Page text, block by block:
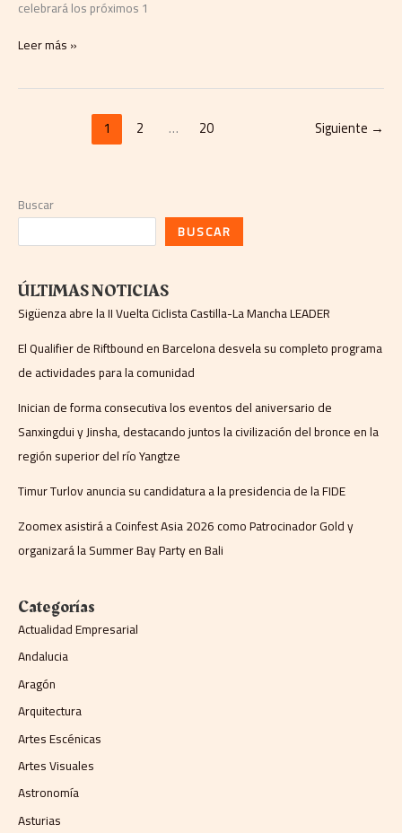
celebrará los próximos 1
Leer más »
1 2 … 20 Siguiente →
Buscar
BUSCAR
ÚLTIMAS NOTICIAS
Sigüenza abre la II Vuelta Ciclista Castilla-La Mancha LEADER
El Qualifier de Riftbound en Barcelona desvela su completo programa
de actividades para la comunidad
Inician de forma consecutiva los eventos del aniversario de
Sanxingdui y Jinsha, destacando juntos la civilización del bronce en la
región superior del río Yangtze
Timur Turlov anuncia su candidatura a la presidencia de la FIDE
Zoomex asistirá a Coinfest Asia 2026 como Patrocinador Gold y
organizará la Summer Bay Party en Bali
Categorías
Actualidad Empresarial
Andalucia
Aragón
Arquitectura
Artes Escénicas
Artes Visuales
Astronomía
Asturias